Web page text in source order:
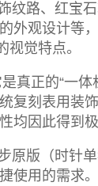
纹路、红宝
外观设计等
视觉特点。
真正的“一体
复刻表用装
均因此得到极
原版（时针
使用的需求。